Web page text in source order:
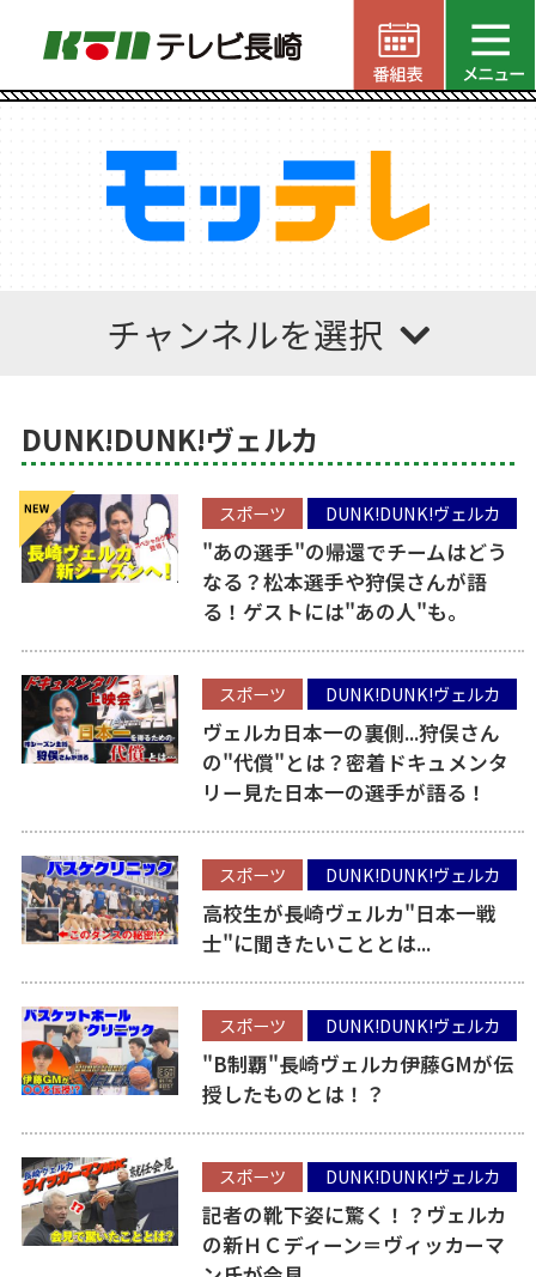
チャンネルを選択
DUNK!DUNK!ヴェルカ
スポーツ DUNK!DUNK!ヴェルカ
"あの選手"の帰還でチームはどう
なる？松本選手や狩俣さんが語
る！ゲストには"あの人"も。
スポーツ DUNK!DUNK!ヴェルカ
ヴェルカ日本一の裏側...狩俣さん
の"代償"とは？密着ドキュメンタ
リー見た日本一の選手が語る！
スポーツ DUNK!DUNK!ヴェルカ
高校生が長崎ヴェルカ"日本一戦
士"に聞きたいこととは...
スポーツ DUNK!DUNK!ヴェルカ
"B制覇"長崎ヴェルカ伊藤GMが伝
授したものとは！？
スポーツ DUNK!DUNK!ヴェルカ
記者の靴下姿に驚く！？ヴェルカ
の新ＨＣディーン＝ヴィッカーマ